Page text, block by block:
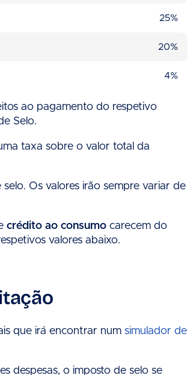
25%
20%
4%
ao pagamento do respetivo
Selo.
taxa sobre o valor total da
Os valores irão sempre variar de
crédito ao consumo carecem do
valores abaixo.
que irá encontrar num simulador de
despesas, o imposto de selo se